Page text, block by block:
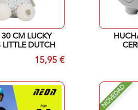
CM LUCKY
LITTLE DUTCH
15,95 €
NOVEDAD